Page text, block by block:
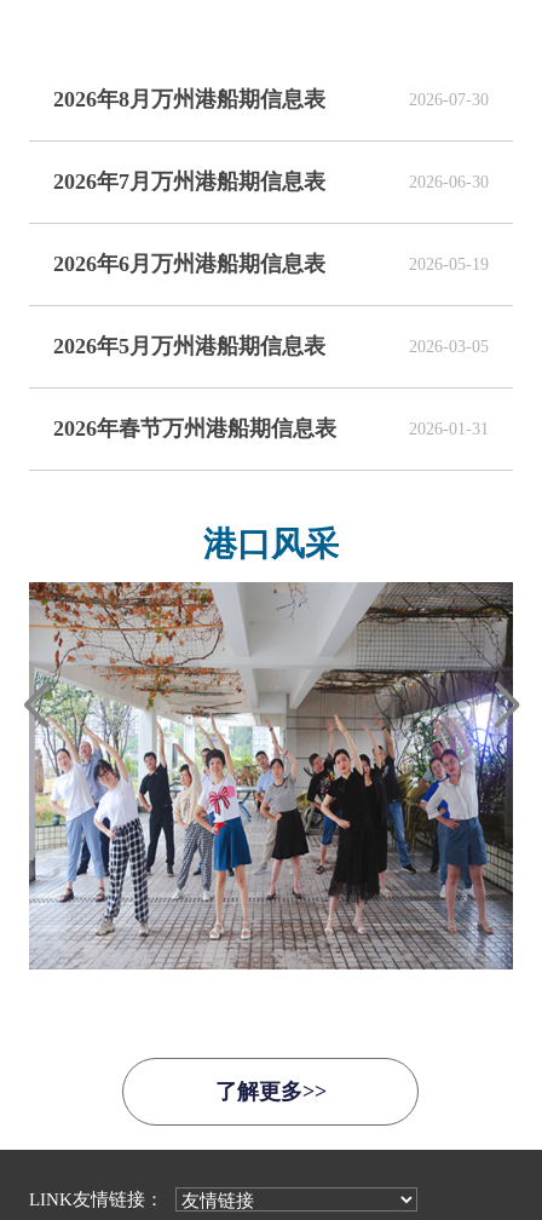
2026年8月万州港船期信息表 2026-07-30
2026年7月万州港船期信息表 2026-06-30
2026年6月万州港船期信息表 2026-05-19
2026年5月万州港船期信息表 2026-03-05
2026年春节万州港船期信息表 2026-01-31
港口风采
了解更多>>
LINK友情链接：